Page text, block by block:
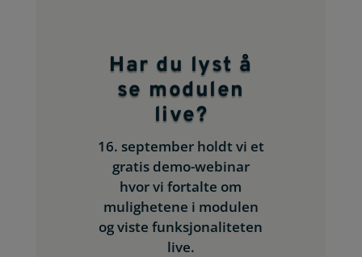
Har du lyst å
se modulen
live?
16. september holdt vi et
gratis demo-webinar
hvor vi fortalte om
mulighetene i modulen
og viste funksjonaliteten
live.